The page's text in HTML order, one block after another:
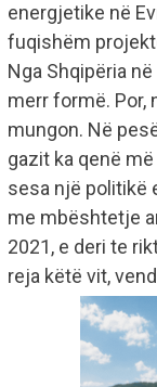
energjetike në
fuqishëm
Nga Shqipëria
merr formë. Por,
mungon. Në
gazit ka qenë
sesa një politikë
me mbështetje
2021, e deri te
reja këtë vit,